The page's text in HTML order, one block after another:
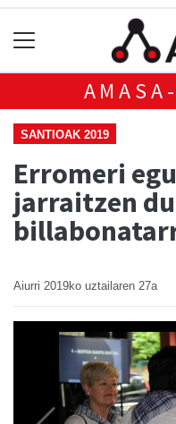
SANTIOAK 2019
Erromeri
jarraitzen
Aiurri 2019ko uztailaren 27a